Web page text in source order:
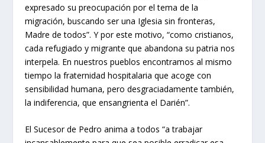
expresado su preocupación por el tema de la
migración, buscando ser una Iglesia sin fronteras,
Madre de todos”. Y por este motivo, “como cristianos,
cada refugiado y migrante que abandona su patria nos
interpela. En nuestros pueblos encontramos al mismo
tiempo la fraternidad hospitalaria que acoge con
sensibilidad humana, pero desgraciadamente también,
la indiferencia, que ensangrienta el Darién”.
El Sucesor de Pedro anima a todos “a trabajar